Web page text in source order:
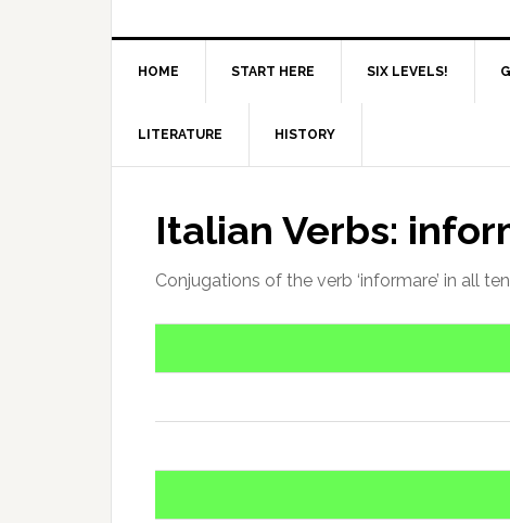
HOME START HERE SIX LEVELS!
LITERATURE HISTORY
Italian Verbs:
Conjugations of the verb ‘informare’ in all